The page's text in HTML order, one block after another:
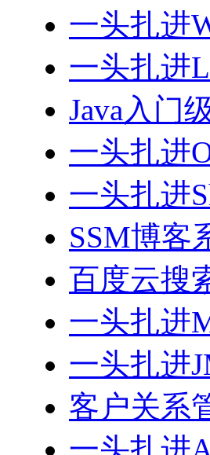
一头扎进
一头扎进
Java入门
一头扎进
一头扎进
SSM博客
百度云搜
一头扎进
一头扎进
客户关系